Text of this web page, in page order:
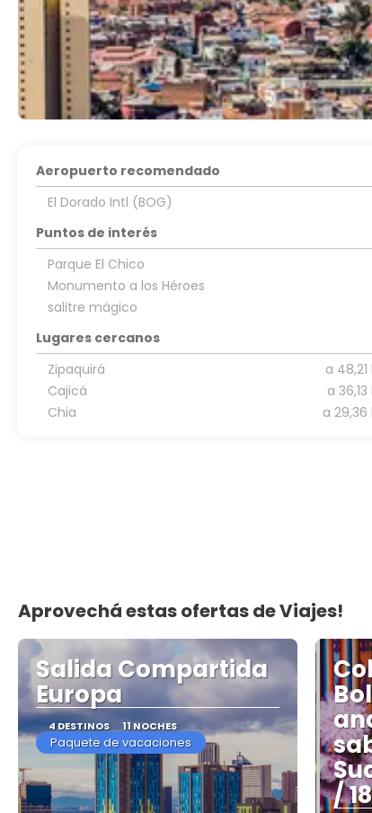
Aeropuerto recomendado
El Dorado Intl (BOG)
Puntos de interés
Parque El Chico
Monumento a los Héroes
salitre mágico
Lugares cercanos
Zipaquirá
a
Cajicá
a
Chia
a 29,36
Aprovechá estas ofertas de Viajes!
Salida Compartida
Europa
4 DESTINOS 11 NOCHES
Paquete de vacaciones
/